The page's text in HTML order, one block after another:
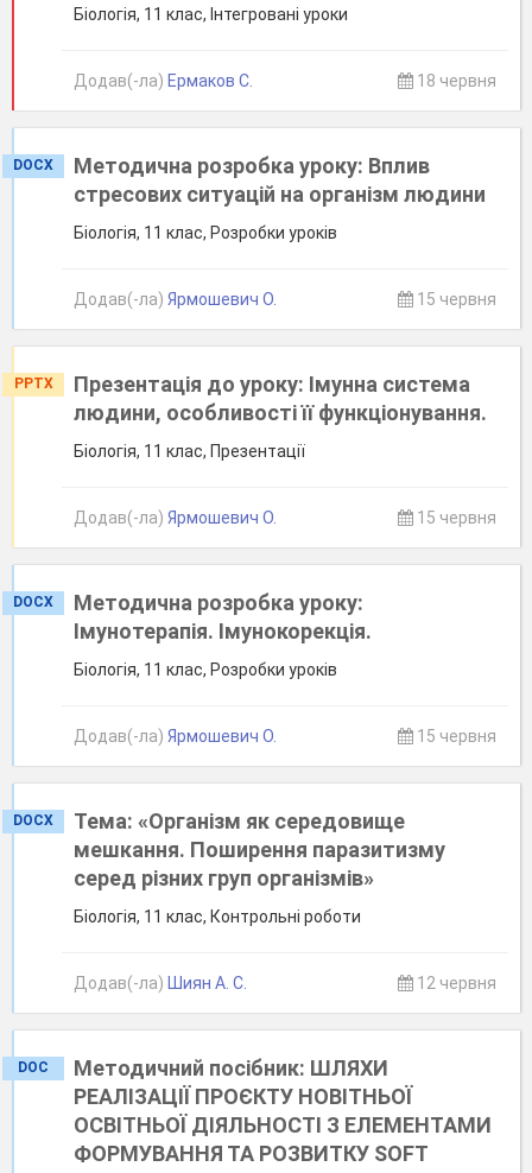
Біологія, 11 клас, Інтегровані уроки
Додав(-ла) Ермаков С. 18 червня
DOCX
Методична розробка уроку: Вплив
стресових ситуацій на організм людини
Біологія, 11 клас, Розробки уроків
Додав(-ла) Ярмошевич О. 15 червня
PPTX
Презентація до уроку: Імунна система
людини, особливості її функціонування.
Біологія, 11 клас, Презентації
Додав(-ла) Ярмошевич О. 15 червня
DOCX
Методична розробка уроку:
Імунотерапія. Імунокорекція.
Біологія, 11 клас, Розробки уроків
Додав(-ла) Ярмошевич О. 15 червня
DOCX
Тема: «Організм як середовище
мешкання. Поширення паразитизму
серед різних груп організмів»
Біологія, 11 клас, Контрольні роботи
Додав(-ла) Шиян А. С. 12 червня
DOC
Методичний посібник: ШЛЯХИ
РЕАЛІЗАЦІЇ ПРОЄКТУ НОВІТНЬОЇ
ОСВІТНЬОЇ ДІЯЛЬНОСТІ З ЕЛЕМЕНТАМИ
ФОРМУВАННЯ ТА РОЗВИТКУ SOFT